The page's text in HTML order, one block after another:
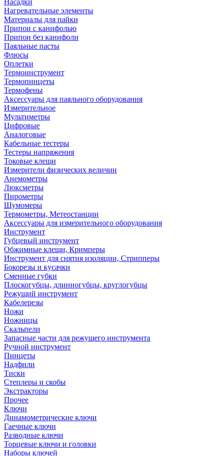
Насадки
Нагревательные элементы
Материалы для пайки
Припои с канифолью
Припои без канифоли
Паяльные пасты
Флюсы
Оплетки
Термоинструмент
Термопинцеты
Термофены
Аксессуары для паяльного оборудования
Измерительное
Мультиметры
Цифровые
Аналоговые
Кабельные тестеры
Тестеры напряжения
Токовые клещи
Измерители физических величин
Анемометры
Люксметры
Пирометры
Шумомеры
Термометры, Метеостанции
Аксессуары для измерительного оборудования
Инструмент
Губцевый инструмент
Обжимные клещи, Кримперы
Инструмент для снятия изоляции, Стрипперы
Бокорезы и кусачки
Сменные губки
Плоскогубцы, длинногубцы, круглогубцы
Режущий инструмент
Кабелерезы
Ножи
Ножницы
Скальпели
Запасные части для режущего инструмента
Ручной инструмент
Пинцеты
Надфили
Тиски
Степлеры и скобы
Экстракторы
Прочее
Ключи
Динамометрические ключи
Гаечные ключи
Разводные ключи
Торцевые ключи и головки
Наборы ключей